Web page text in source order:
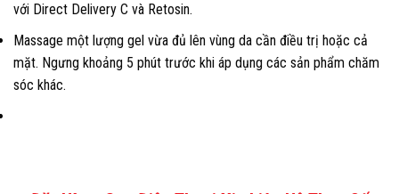
với Direct Delivery C và Retosin.
Massage một lượng gel vừa đủ lên vùng da cần điều trị hoặc cả
mặt. Ngưng khoảng 5 phút trước khi áp dụng các sản phẩm chăm
sóc khác.